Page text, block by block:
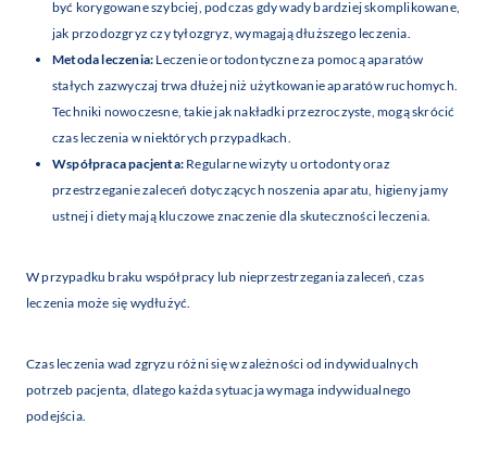
być korygowane szybciej, podczas gdy wady bardziej skomplikowane,
jak przodozgryz czy tyłozgryz, wymagają dłuższego leczenia.
Metoda leczenia: Leczenie ortodontyczne za pomocą aparatów
stałych zazwyczaj trwa dłużej niż użytkowanie aparatów ruchomych.
Techniki nowoczesne, takie jak nakładki przezroczyste, mogą skrócić
czas leczenia w niektórych przypadkach.
Współpraca pacjenta: Regularne wizyty u ortodonty oraz
przestrzeganie zaleceń dotyczących noszenia aparatu, higieny jamy
ustnej i diety mają kluczowe znaczenie dla skuteczności leczenia.
W przypadku braku współpracy lub nieprzestrzegania zaleceń, czas
leczenia może się wydłużyć.
Czas leczenia wad zgryzu różni się w zależności od indywidualnych
potrzeb pacjenta, dlatego każda sytuacja wymaga indywidualnego
podejścia.